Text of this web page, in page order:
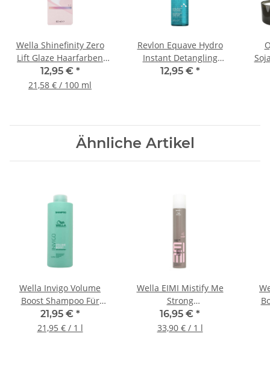
Wella Shinefinity Zero
Lift Glaze Haarfarben
60ml
12,95 € *
21,58 € / 100 ml
Revlon Equave Hydro
Instant Detangling
Conditioner, 200ml
12,95 € *
Ähnliche Artikel
Wella Invigo Volume
Boost Shampoo Für
Feines Haar, 1000ml
21,95 € *
21,95 € / 1 l
Wella EIMI Mistify Me
Strong
Schnelltrocknendes
Haarspray, 500ml
16,95 € *
33,90 € / 1 l